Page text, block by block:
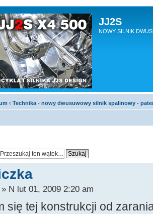
JJ2S
NOWY SILNIK
‹ Technika - nowy dwusuwowy silnik spalinowy -
» N lut 01, 2009 2:20 am
się tej konstrukcji od